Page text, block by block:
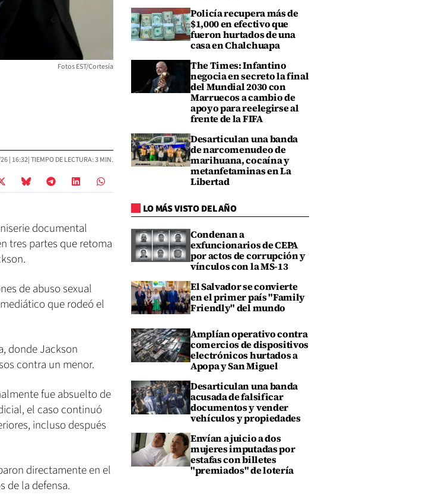
Fotos EST/Cortesía
| 16:32| TIEMPO DE LECTURA: 3 MIN.
documental
tres partes que retoma
de abuso sexual
que rodeó el
donde Jackson
contra un menor.
fue absuelto de
el caso continuó
incluso después
directamente en el
de la defensa.
Policía recupera más de
$1,000 en efectivo que
fueron hurtados de una
casa en Chalchuapa
The Times: Infantino
negocia en secreto la final
del Mundial 2030 con
Marruecos a cambio de
apoyo para reelegirse al
frente de la FIFA
Desarticulan una banda
de narcomenudeo de
marihuana, cocaína y
metanfetaminas en La
Libertad
LO MÁS VISTO DEL AÑO
Condenan a
exfuncionarios de CEPA
por actos de corrupción y
vínculos con la MS-13
El Salvador se convierte
en el primer país "Family
Friendly" del mundo
Amplían operativo contra
comercios de dispositivos
electrónicos hurtados a
Apopa y San Miguel
Desarticulan una banda
acusada de falsificar
documentos y vender
vehículos y propiedades
Envían a juicio a dos
mujeres imputadas por
estafas con billetes
"premiados" de lotería